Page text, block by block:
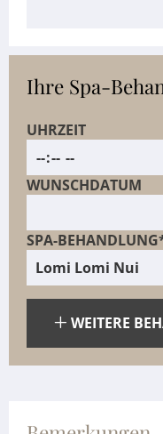
Ihre Spa-
SPA-
WUNSCHDATUM
UHRZEIT
WEITERE